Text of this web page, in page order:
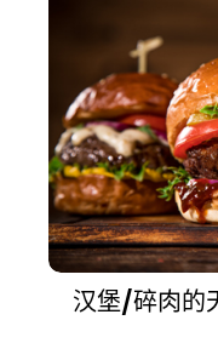
汉堡/碎肉的